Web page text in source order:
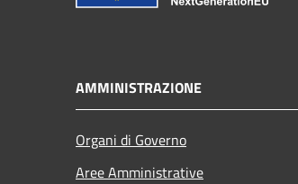
AMMINISTRAZIONE
Organi di Governo
Aree Amministrative